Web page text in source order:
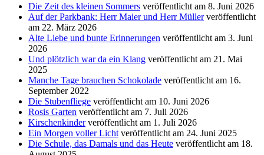
Die Zeit des kleinen Sommers veröffentlicht am 8. Juni 2026
Auf der Parkbank: Herr Maier und Herr Müller veröffentlicht
am 22. März 2026
Alte Liebe und bunte Erinnerungen veröffentlicht am 3. Juni
2026
Und plötzlich war da ein Klang veröffentlicht am 21. Mai
2025
Manche Tage brauchen Schokolade veröffentlicht am 16.
September 2022
Die Stubenfliege veröffentlicht am 10. Juni 2026
Rosis Garten veröffentlicht am 7. Juli 2026
Kirschenkinder veröffentlicht am 1. Juli 2026
Ein Morgen voller Licht veröffentlicht am 24. Juni 2025
Die Schule, das Damals und das Heute veröffentlicht am 18.